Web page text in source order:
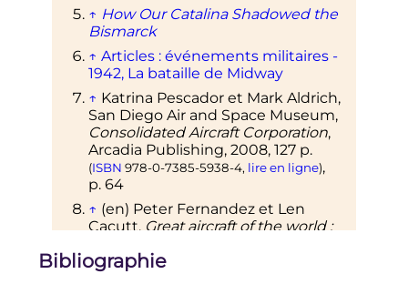
↑ How Our Catalina Shadowed the
Bismarck
↑ Articles : événements militaires -
1942, La bataille de Midway
↑ Katrina Pescador et Mark Aldrich,
San Diego Air and Space Museum,
Consolidated Aircraft Corporation,
Arcadia Publishing, 2008, 127 p.
(ISBN 978-0-7385-5938-4, lire en ligne),
p. 64
↑ (en) Peter Fernandezet Len
Cacutt,Great aircraft of the world :
famous civil and military planes
Bibliographie